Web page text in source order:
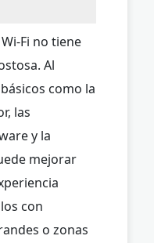
Fi no tiene
Al
como la
las
y la
mejorar
con
o zonas